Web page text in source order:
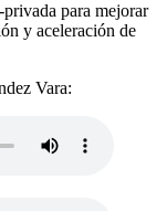
para mejorar
y aceleración de
Vara: